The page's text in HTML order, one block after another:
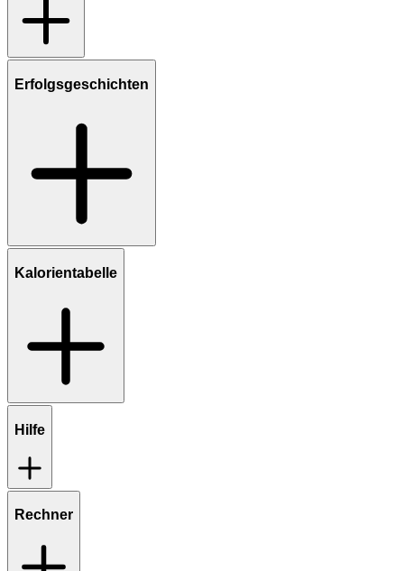
Erfolgsgeschichten
Kalorientabelle
Hilfe
Rechner